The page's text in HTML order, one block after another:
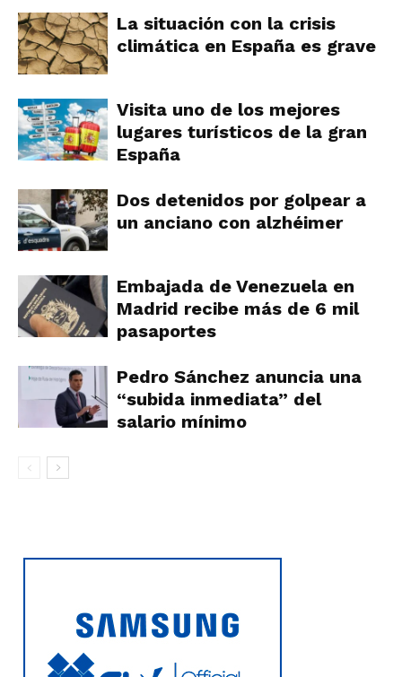
La situación con la crisis
climática en España es grave
Visita uno de los mejores
lugares turísticos de la gran
España
Dos detenidos por golpear a
un anciano con alzhéimer
Embajada de Venezuela en
Madrid recibe más de 6 mil
pasaportes
Pedro Sánchez anuncia una
“subida inmediata” del
salario mínimo